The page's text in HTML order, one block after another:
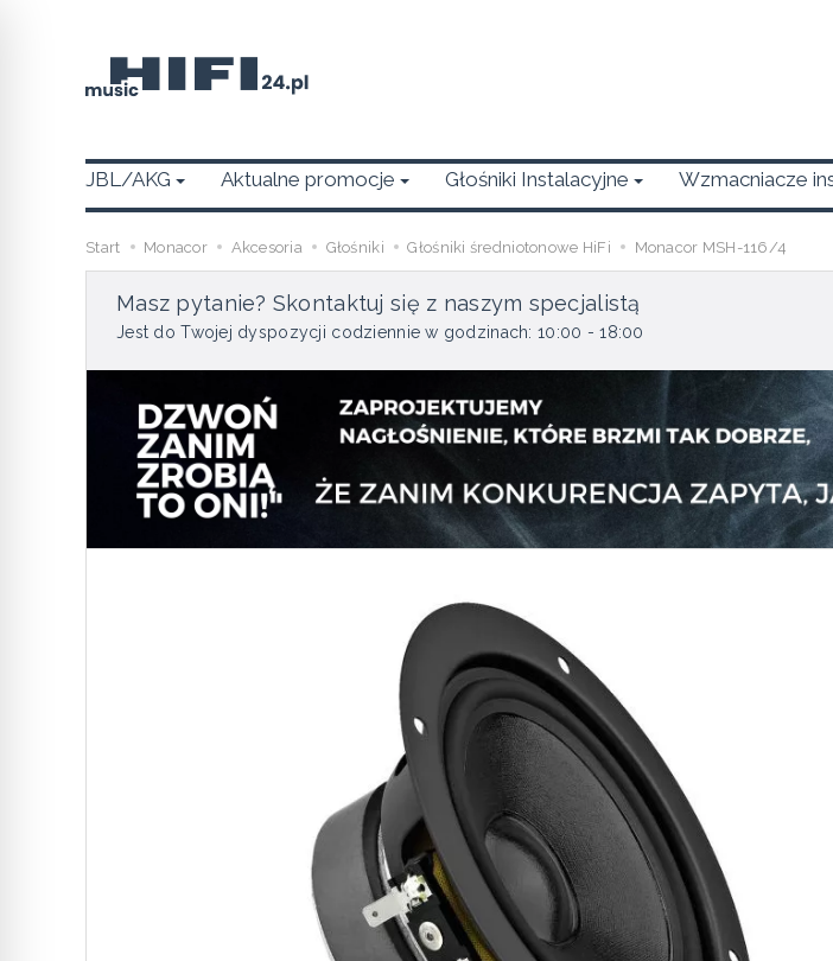
JBL/AKG Aktualne promocje Głośniki Instalacyjne Wzmacniacze
Start Monacor Akcesoria Głośniki Głośniki średniotonowe HiFi Monacor MSH-116/4
Masz pytanie? Skontaktuj się z naszym specjalistą
Jest do Twojej dyspozycji codziennie w godzinach: 10:00 - 18:00